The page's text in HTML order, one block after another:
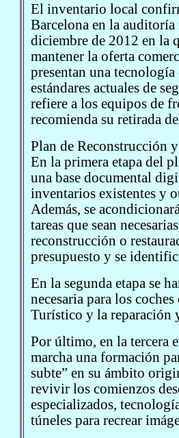
El inventario local
Barcelona en la auditoría
diciembre de 2012 en la
mantener la oferta
presentan una
estándares actuales de
refiere a los equipos de
recomienda su retirada
Plan de Reconstrucción
En la primera etapa del
una base documental
inventarios existentes y
Además, se
tareas que sean
reconstrucción o
presupuesto y se
En la segunda etapa se
necesaria para los
Turístico y la reparación
Por último, en la tercera
marcha una formación
subte” en su ámbito
revivir los comienzos
especializados,
túneles para recrear